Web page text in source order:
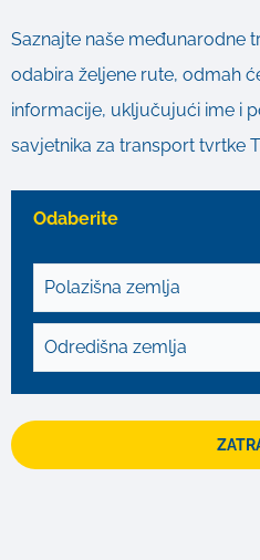
Saznajte naše međunarodne
odabira željene rute, odmah
informacije, uključujući ime i
savjetnika za transport tvrtke
Odaberite
Polazišna zemlja
Odredišna zemlja